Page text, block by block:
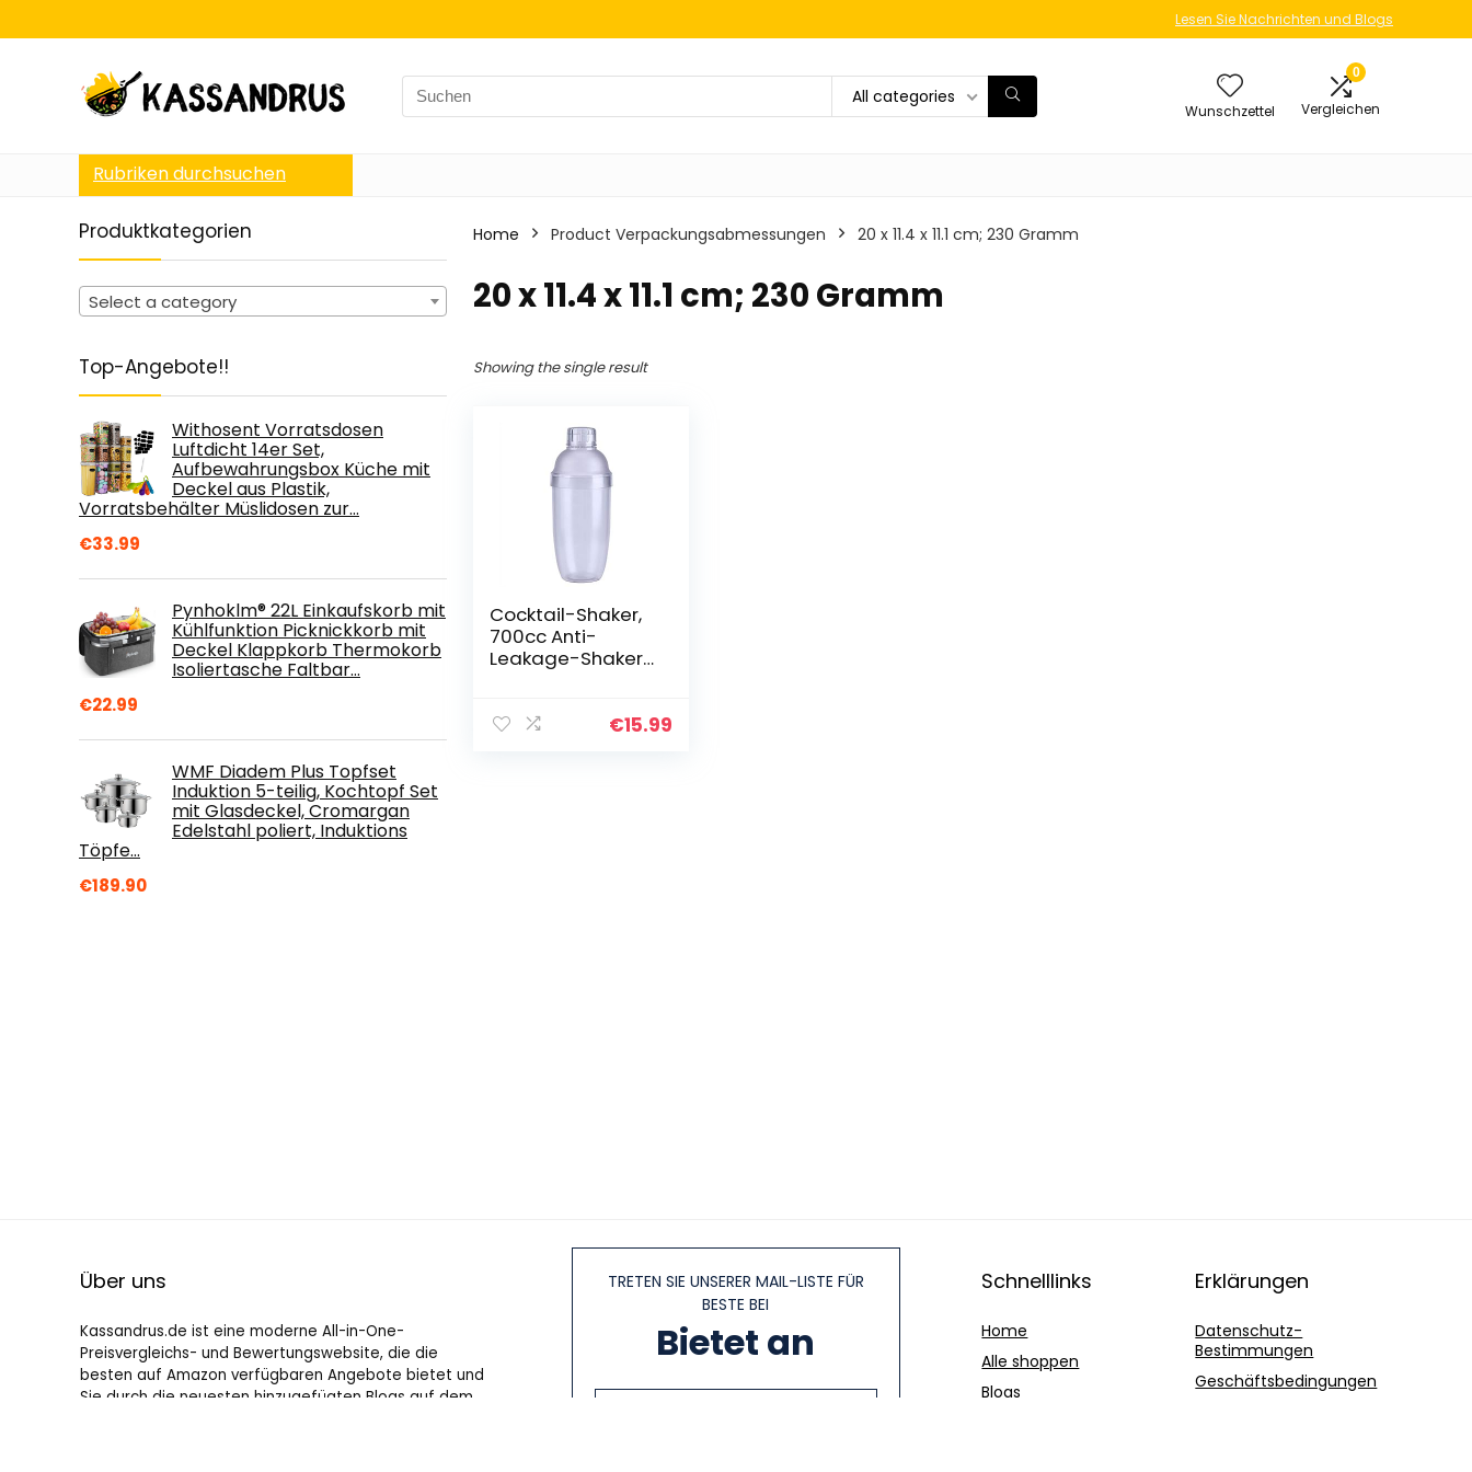
Lesen Sie Nachrichten und Blogs
Search
for:
All categories
Wunschzettel
0
Vergleichen
Rubriken durchsuchen
Produktkategorien
Select a category
Top-Angebote!!
Withosent Vorratsdosen
Luftdicht 14er Set,
Aufbewahrungsbox Küche mit
Deckel aus Plastik,
Vorratsbehälter Müslidosen zur…
€33.99
Pynhoklm® 22L Einkaufskorb mit
Kühlfunktion Picknickkorb mit
Deckel Klappkorb Thermokorb
Isoliertasche Faltbar…
€22.99
WMF Diadem Plus Topfset
Induktion 5-teilig, Kochtopf Set
mit Glasdeckel, Cromargan
Edelstahl poliert, Induktions
Töpfe…
€189.90
Home Product Verpackungsabmessungen ‎20 x 11.4 x 11.1 cm; 230 Gramm
‎20 x 11.4 x 11.1 cm; 230 Gramm
Showing the single result
Cocktail-Shaker,
700cc Anti-
Leakage-Shaker
Resin Milk Tea€15.99
Über uns
Kassandrus.de ist eine moderne All-in-One-
Preisvergleichs- und Bewertungswebsite, die die
besten auf Amazon verfügbaren Angebote bietet und
Sie durch die neuesten hinzugefügten Blogs auf dem
TRETEN SIE UNSERER MAIL-LISTE FÜR
BESTE BEI
Bietet an
Schnelllinks
Home
Alle shoppen
Blogs
Erklärungen
Datenschutz-
Bestimmungen
Geschäftsbedingungen